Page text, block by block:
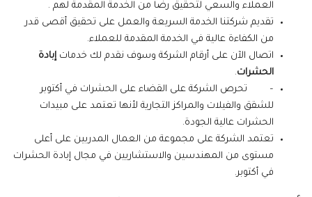
العملاء والسعي لتحقيق رضا من الخدمة المقدمة لهم .
تقديم شركتنا الخدمة السريعة والعمل على تحقيق أقصى قدر
من الكفاءة عالية في الخدمة المقدمة للعملاء.
اتصال الآن على أرقام الشركة وسوف نقدم لك خدمات إبادة
الحشرات.
– تحرص الشركة على القضاء على الحشرات في أكتوبر
للشقق والفيلات والمراكز التجارية لأنها تعتمد على مبيدات
الحشرات عالية الجودة.
تعتمد الشركة على مجموعة من العمال المدربين على أعلى
مستوى من المهندسين والاستشاريين في مجال إبادة الحشرات
في أكتوبر.